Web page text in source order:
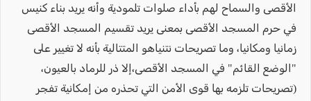
الأقصى والسماح لهم بأداء صلوات تلمودية وأنه يريد بناء كنيس
في حرم المسجد الأقصى بمعنى يريد تقسيم المسجد الأقصى
زمانيا ومكانيا، وما تصريحات نتنياهو المتتالية بأنه لا تغيير على
"الوضع القائم" في المسجد الأقصى،إلا ذر للرماد بالعيون،
(تصريحات تلزمه بها قوى الأمن التي تحذره من إمكانية تفجر